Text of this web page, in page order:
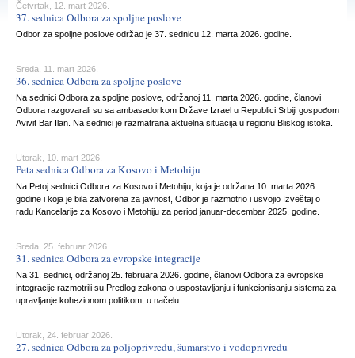
Četvrtak, 12. mart 2026.
37. sednica Odbora za spoljne poslove
Odbor za spoljne poslove održao je 37. sednicu 12. marta 2026. godine.
Sreda, 11. mart 2026.
36. sednica Odbora za spoljne poslove
Na sednici Odbora za spoljne poslove, održanoj 11. marta 2026. godine, članovi
Odbora razgovarali su sa ambasadorkom Države Izrael u Republici Srbiji gospođom
Avivit Bar Ilan. Na sednici je razmatrana aktuelna situacija u regionu Bliskog istoka.
Utorak, 10. mart 2026.
Peta sednica Odbora za Kosovo i Metohiju
Na Petoj sednici Odbora za Kosovo i Metohiju, koja je održana 10. marta 2026.
godine i koja je bila zatvorena za javnost, Odbor je razmotrio i usvojio Izveštaj o
radu Kancelarije za Kosovo i Metohiju za period januar-decembar 2025. godine.
Sreda, 25. februar 2026.
31. sednica Odbora za evropske integracije
Na 31. sednici, održanoj 25. februara 2026. godine, članovi Odbora za evropske
integracije razmotrili su Predlog zakona o uspostavljanju i funkcionisanju sistema za
upravljanje kohezionom politikom, u načelu.
Utorak, 24. februar 2026.
27. sednica Odbora za poljoprivredu, šumarstvo i vodoprivredu